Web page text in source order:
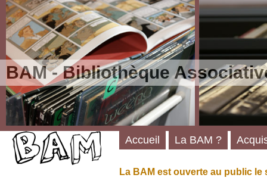
BAM - Bibliothèque
La BAM est ouverte au public le
Accueil La BAM ?